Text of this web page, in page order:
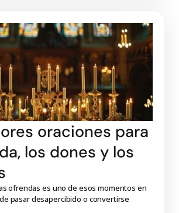
oraciones para
los dones y los
ofrendas es uno de esos momentos en
pasar desapercibido o convertirse